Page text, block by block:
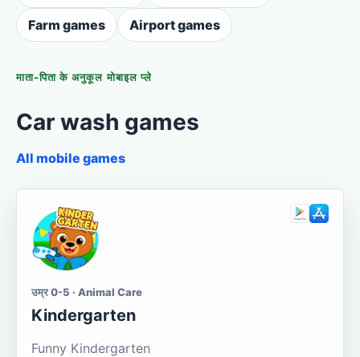
Farm games Airport games
माता-पिता के अनुकूल मोबाइल प्ले
Car wash games
All mobile games
उम्र 0-5 · Animal Care
Kindergarten
Funny Kindergarten